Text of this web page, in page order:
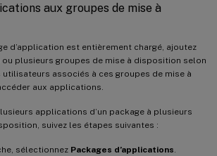
aux groupes de mise à
d’application est entièrement chargé, ajoutez
plusieurs groupes de mise à disposition selon
utilisateurs associés à ces groupes de mise à
aux applications.
applications d’un package à plusieurs
suivez les étapes suivantes :
sélectionnez Packages d’applications